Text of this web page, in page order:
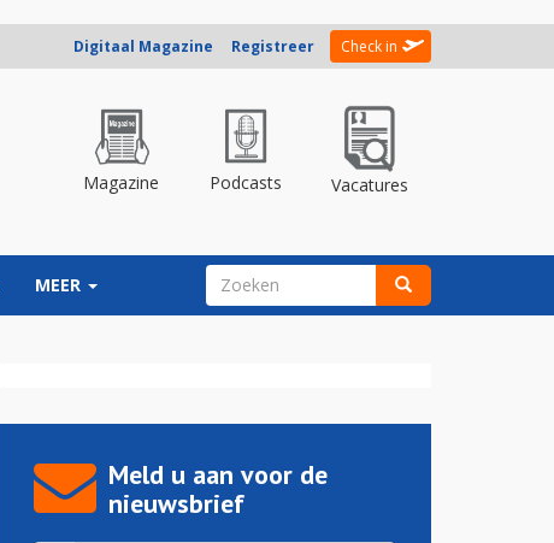
Digitaal Magazine Registreer Check in
Magazine Podcasts Vacatures
MEER ZOEKVELD
Meld u aan voor de
nieuwsbrief